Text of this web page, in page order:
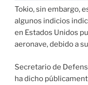
Tokio, sin embargo,
algunos indicios
en Estados Unidos
aeronave, debido a
Secretario de
ha dicho